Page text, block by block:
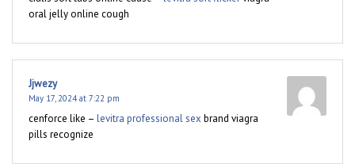
oral jelly online cough
Jjwezy
May 17, 2024 at 7:22 pm
cenforce like – levitra professional sex brand viagra
pills recognize